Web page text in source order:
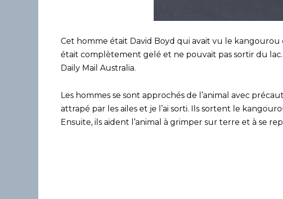
Cet homme était David Boyd qui avait vu le kangourou
était complètement gelé et ne pouvait pas sortir du
Daily Mail Australia.
Les hommes se sont approchés de l’animal avec
attrapé par les ailes et je l’ai sorti. Ils sortent le
Ensuite, ils aident l’animal à grimper sur terre et à se